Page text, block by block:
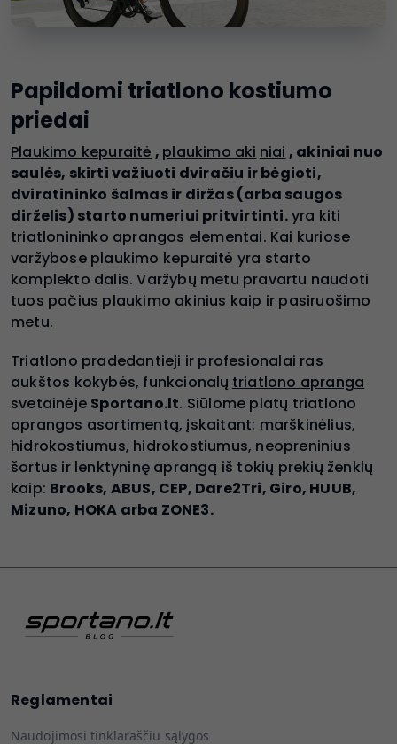
Papildomi triatlono kostiumo
priedai
Plaukimo kepuraitė , plaukimo aki niai , akiniai nuo
saulės, skirti važiuoti dviračiu ir bėgioti,
dviratininko šalmas ir diržas (arba saugos
dirželis) starto numeriui pritvirtinti.yra kiti
triatlonininko aprangos elementai. Kai kuriose
varžybose plaukimo kepuraitė yra starto
komplekto dalis. Varžybų metu pravartu naudoti
tuos pačius plaukimo akinius kaip ir pasiruošimo
metu.
Triatlono pradedantieji ir profesionalai ras
aukštos kokybės, funkcionalų triatlono apranga
svetainėje Sportano.lt. Siūlome platų triatlono
aprangos asortimentą, įskaitant: marškinėlius,
hidrokostiumus, hidrokostiumus, neopreninius
šortus ir lenktyninę aprangą iš tokių prekių ženklų
kaip: Brooks, ABUS, CEP, Dare2Tri, Giro, HUUB,
Mizuno, HOKA arba ZONE3.
Reglamentai
Naudojimosi tinklaraščiu sąlygos